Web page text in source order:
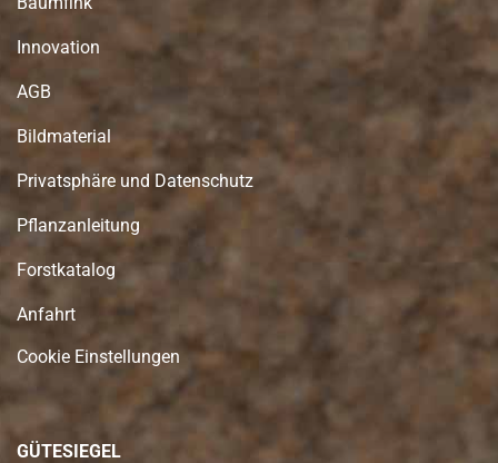
Innovation
AGB
Bildmaterial
Privatsphäre und Datenschutz
Pflanzanleitung
Forstkatalog
Anfahrt
Cookie Einstellungen
GÜTESIEGEL